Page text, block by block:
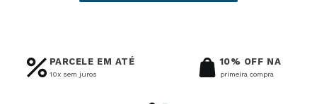
PARCELE EM ATÉ
10x sem juros
10% OFF NA
primeira compra